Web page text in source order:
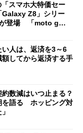
スマホ大特価セー
Galaxy Z8」シリー
登場 「moto g37
い人は、返済を3～6
してから返済する手
数減はいつ止まる？
を語る ホッピング対